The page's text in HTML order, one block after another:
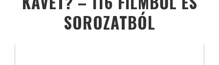
SOROZATBÓL